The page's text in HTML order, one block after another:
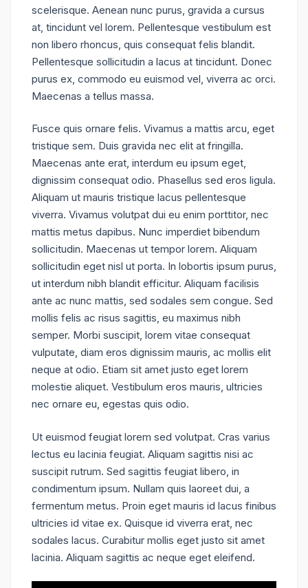
scelerisque. Aenean nunc purus, gravida a cursus
at, tincidunt vel lorem. Pellentesque vestibulum est
non libero rhoncus, quis consequat felis blandit.
Pellentesque sollicitudin a lacus at tincidunt. Donec
purus ex, commodo eu euismod vel, viverra ac orci.
Maecenas a tellus massa.
Fusce quis ornare felis. Vivamus a mattis arcu, eget
tristique sem. Duis gravida nec elit at fringilla.
Maecenas ante erat, interdum eu ipsum eget,
dignissim consequat odio. Phasellus sed eros ligula.
Aliquam ut mauris tristique lacus pellentesque
viverra. Vivamus volutpat dui eu enim porttitor, nec
mattis metus dapibus. Nunc imperdiet bibendum
sollicitudin. Maecenas ut tempor lorem. Aliquam
sollicitudin eget nisl ut porta. In lobortis ipsum purus,
ut interdum nibh blandit efficitur. Aliquam facilisis
ante ac nunc mattis, sed sodales sem congue. Sed
mollis felis ac risus sagittis, eu maximus nibh
semper. Morbi suscipit, lorem vitae consequat
vulputate, diam eros dignissim mauris, ac mollis elit
neque at odio. Etiam sit amet justo eget lorem
molestie aliquet. Vestibulum eros mauris, ultricies
nec ornare eu, egestas quis odio.
Ut euismod feugiat lorem sed volutpat. Cras varius
lectus eu lacinia feugiat. Aliquam sagittis nisi ac
suscipit rutrum. Sed sagittis feugiat libero, in
condimentum ipsum. Nullam quis laoreet dui, a
fermentum metus. Proin eget mauris id lacus finibus
ultricies id vitae ex. Quisque id viverra erat, nec
sodales lacus. Curabitur mollis eget justo sit amet
lacinia. Aliquam sagittis ac neque eget eleifend.